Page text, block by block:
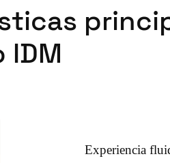
IDM
Experiencia